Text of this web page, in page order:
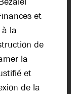
et
la
de
la
et
de la